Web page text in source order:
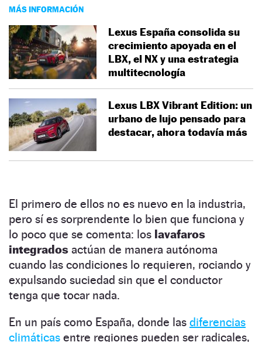
MÁS INFORMACIÓN
Lexus España consolida su
crecimiento apoyada en el
LBX, el NX y una estrategia
multitecnología
Lexus LBX Vibrant Edition: un
urbano de lujo pensado para
destacar, ahora todavía más
El primero de ellos no es nuevo en la industria,
pero sí es sorprendente lo bien que funciona y
lo poco que se comenta: los lavafaros
integrados actúan de manera autónoma
cuando las condiciones lo requieren, rociando y
expulsando suciedad sin que el conductor
tenga que tocar nada.
En un país como España, donde las diferencias
climáticas entre regiones pueden ser radicales,